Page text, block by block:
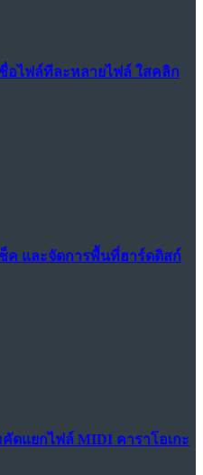
อไฟล์ทีละหลายไฟล์ ใสคลิก
ช็ค และจัดการพื้นที่ฮาร์ดดิสก์
คัดแยกไฟล์ MIDI คาราโอเกะ